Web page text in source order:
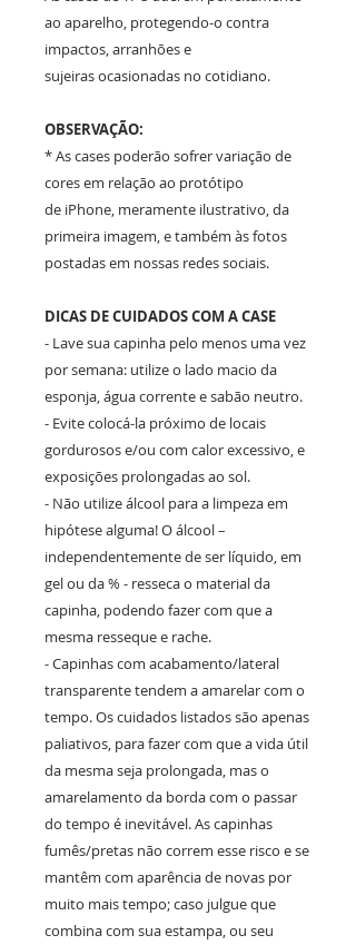
ao aparelho, protegendo-o contra
impactos, arranhões e
sujeiras ocasionadas no cotidiano.
OBSERVAÇÃO:
* As cases poderão sofrer variação de
cores em relação ao protótipo
de iPhone, meramente ilustrativo, da
primeira imagem, e também às fotos
postadas em nossas redes sociais.
DICAS DE CUIDADOS COM A CASE
- Lave sua capinha pelo menos uma vez
por semana: utilize o lado macio da
esponja, água corrente e sabão neutro.
- Evite colocá-la próximo de locais
gordurosos e/ou com calor excessivo, e
exposições prolongadas ao sol.
- Não utilize álcool para a limpeza em
hipótese alguma! O álcool –
independentemente de ser líquido, em
gel ou da % - resseca o material da
capinha, podendo fazer com que a
mesma resseque e rache.
- Capinhas com acabamento/lateral
transparente tendem a amarelar com o
tempo. Os cuidados listados são apenas
paliativos, para fazer com que a vida útil
da mesma seja prolongada, mas o
amarelamento da borda com o passar
do tempo é inevitável. As capinhas
fumês/pretas não correm esse risco e se
mantêm com aparência de novas por
muito mais tempo; caso julgue que
combina com sua estampa, ou seu